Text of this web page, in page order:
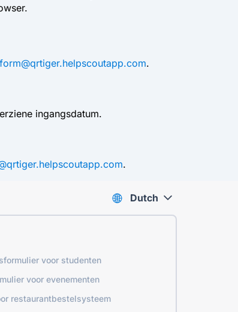
.
ingangsdatum.
.
voor studenten
voor evenementen
restaurantbestelsysteem
Dutch